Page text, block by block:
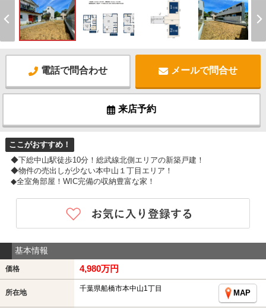
電話で問合わせ メールで問合せ
来店予約
ここがおすすめ！
◆下総中山駅徒歩10分！総武線北側エリアの新築戸建！
◆物件の売出しが少ない本中山１丁目エリア！
◆全室角部屋！WIC完備の収納豊富な家！
基本情報
価格 4,980万円
所在地 千葉県船橋市本中山1丁目
MAP